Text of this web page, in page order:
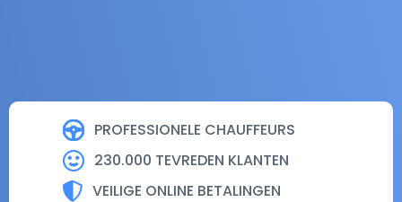
PROFESSIONELE CHAUFFEURS
230.000 TEVREDEN KLANTEN
VEILIGE ONLINE BETALINGEN